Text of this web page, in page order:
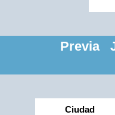
Previa
Ciudad